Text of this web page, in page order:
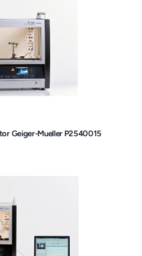
Geiger-Mueller P2540015